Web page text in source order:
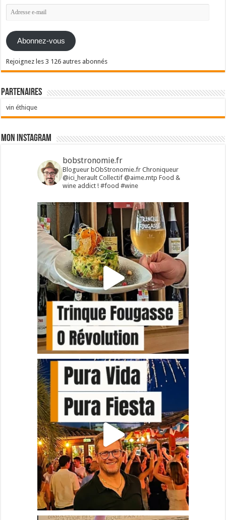
Adresse
e-
Abonnez-vous
Rejoignez les 3 126 autres abonnés
Partenaires
vin éthique
Mon Instagram
bobstronomie.fr
Blogueur bObStronomie.fr Chroniqueur
@ici_heraultCollectif @aime.mtp Food &
wine addict !#food #wine